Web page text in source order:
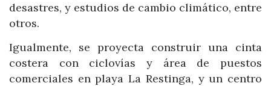
desastres, y estudios de cambio climático, entre
otros.
Igualmente, se proyecta construir una cinta
costera con ciclovías y área de puestos
comerciales en playa La Restinga, y un centro